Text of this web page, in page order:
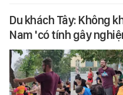
Du khách Tây: Không
Nam 'có tính gây